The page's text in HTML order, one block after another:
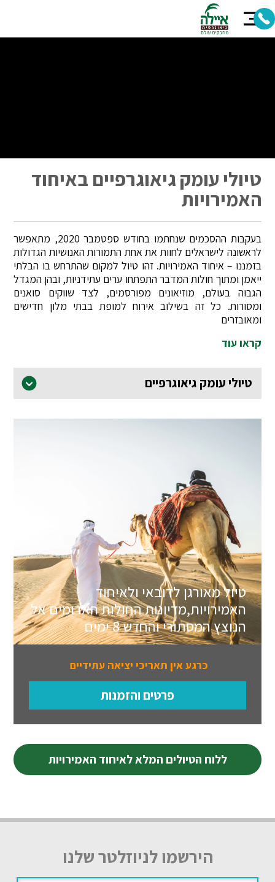
טיולי עומק גיאוגרפיים באיחוד
האמירויות
בעקבות ההסכמים שנחתמו בחודש ספטמבר 2020, מתאפשר
לראשונה לישראלים לחוות את אחת התמורות האנושיות הגדולות
בזמננו – איחוד האמירויות. זהו טיול למקום שהתרחש בו הבלתי
ייאמן ומתוך חולות המדבר התפתחו ערים עתידניות, ובהן המגדל
הגבוה בעולם, מוזיאונים מפורסמים, לצד שווקים סואנים
ומסורות. כל זה בשילוב אירוח למופת בבתי מלון חדישים
ומאובזרים
קראו עוד
טיולי עומק גיאוגרפיים
טיול מאורגן לדובאי ולאיחוד
האמירויות,מדיונות החולות האדומים אל
הנוצץ המסתורי והחדש 8 ימים
כרגע אין תאריכי יציאה עתידיים
פרטים והזמנות
ללוח הטיולים המלא לאיחוד האמירויות
הירשמו לניוזלטר שלנו